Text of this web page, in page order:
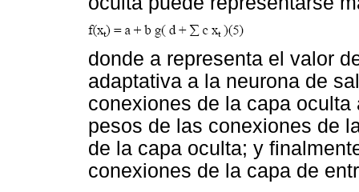
donde a representa el valor
adaptativa a la neurona de
conexiones de la capa
pesos de las conexiones de
de la capa oculta; y
conexiones de la capa de